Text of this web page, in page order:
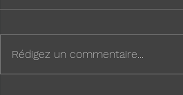
Joyeux Noël
Rédigez un commentaire...